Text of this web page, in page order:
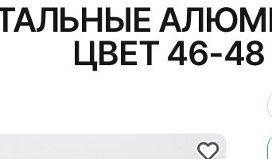
ЦВЕТ 46-